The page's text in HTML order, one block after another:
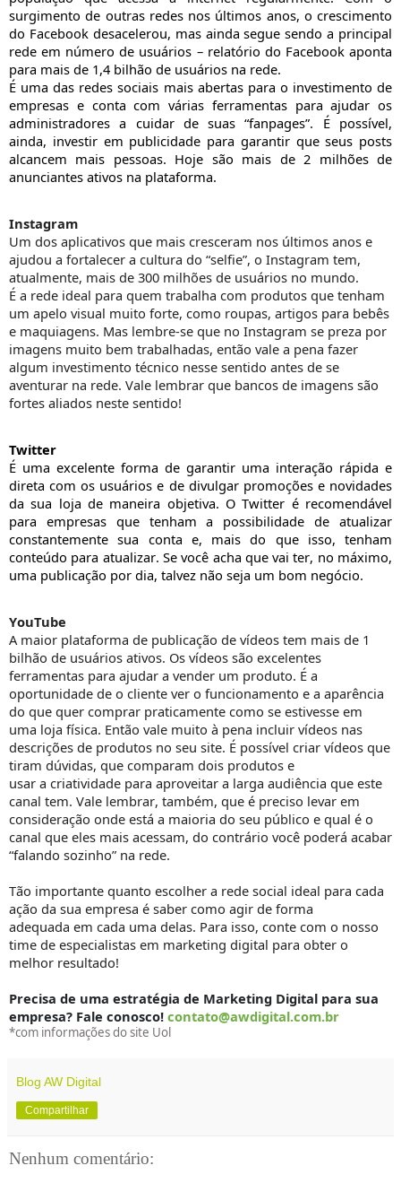
surgimento de outras redes nos últimos anos, o crescimento
do Facebook desacelerou, mas ainda segue sendo a principal
rede em número de usuários – relatório do Facebook aponta
para mais de 1,4 bilhão de usuários na rede.
É uma das redes sociais mais abertas para o investimento de
empresas e conta com várias ferramentas para ajudar os
administradores a cuidar de suas“fanpages”. É possível,
ainda, investir em publicidade para garantir que seus posts
alcancem mais pessoas. Hoje são mais de 2 milhões de
anunciantes ativos na plataforma.
Instagram
Um dos aplicativos que mais cresceram nos últimos anos e
ajudou a fortalecer a cultura do “selfie”, o Instagram tem,
atualmente, mais de 300 milhões de usuários no mundo.
É a rede ideal para quem trabalha com produtos que tenham
um apelo visual muito forte, como roupas, artigos para bebês
e maquiagens. Mas lembre-se que no Instagram se preza por
imagens muito bem trabalhadas, então vale a pena fazer
algum investimento técnico nesse sentido antes de se
aventurar na rede. Vale lembrar que bancos de imagens são
fortes aliados neste sentido!
Twitter
É uma excelente forma de garantir uma interação rápida e
direta com os usuários e de divulgar promoções e novidades
da sua loja de maneira objetiva. O Twitter é recomendável
para empresas que tenham a possibilidade de atualizar
constantemente sua conta e, mais do que isso, tenham
conteúdo para atualizar. Se você acha que vai ter, no máximo,
uma publicação por dia, talvez não seja um bom negócio.
YouTube
A maior plataforma de publicação de vídeos tem mais de 1
bilhão de usuários ativos. Os vídeos são excelentes
ferramentas para ajudar a vender um produto. É a
oportunidade de o cliente ver o funcionamento e a aparência
do que quer comprar praticamente como se estivesse em
uma loja física. Então vale muito à pena incluir vídeos nas
descrições de produtos no seu site. É possível criar vídeos que
tiram dúvidas, que comparam dois produtos e
usar a criatividade para aproveitar a larga audiência que este
canal tem. Vale lembrar, também, que é preciso levar em
consideração onde está a maioria do seu público e qual é o
canal que eles mais acessam, do contrário você poderá acabar
“falando sozinho” na rede.
Tão importante quanto escolher a rede social ideal para cada
ação da sua empresa é saber como agir de forma
adequada em cada uma delas. Para isso, conte com o nosso
time de especialistas em marketing digital para obter o
melhor resultado!
Precisa de uma estratégia de Marketing Digital para sua
empresa? Fale conosco! contato@awdigital.com.br
*com informações dosite Uol
Blog AW Digital
Compartilhar
Nenhum comentário: